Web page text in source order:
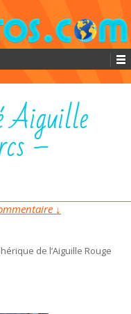
Aiguille
–
↓
de l’Aiguille Rouge